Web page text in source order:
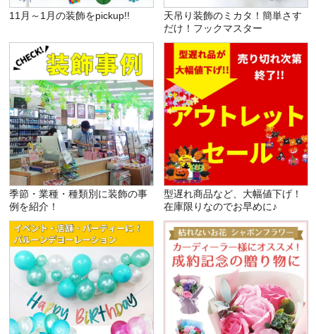
11月～1月の装飾をpickup!!
天吊り装飾のミカタ！簡単さす
だけ！フックマスター
季節・業種・種類別に装飾の事
例を紹介！
型遅れ商品など、大幅値下げ！
在庫限りなのでお早めに♪